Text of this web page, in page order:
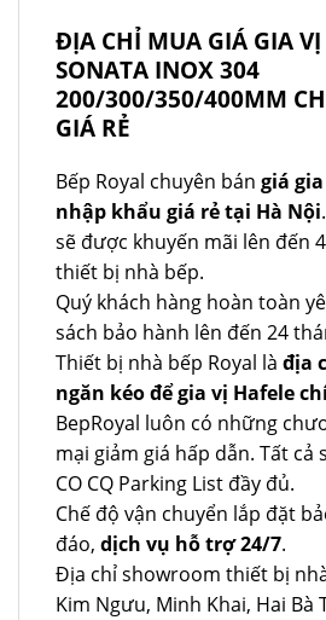
ĐỊA CHỈ MUA GIÁ GIA VỊ
SONATA INOX 304
200/300/350/400MM
GIÁ RẺ
Bếp Royal chuyên bán giá
nhập khẩu giá rẻ tại Hà Nội
sẽ được khuyến mãi lên đến
thiết bị nhà bếp.
Quý khách hàng hoàn toàn
sách bảo hành lên đến 24
Thiết bị nhà bếp Royal là địa
ngăn kéo để gia vị Hafele
BepRoyal luôn có những
mại giảm giá hấp dẫn. Tất cả
CO CQ Parking List đầy đủ.
Chế độ vận chuyển lắp đặt
đáo, dịch vụ hỗ trợ 24/7.
Địa chỉ showroom thiết bị
Kim Ngưu, Minh Khai, Hai Bà